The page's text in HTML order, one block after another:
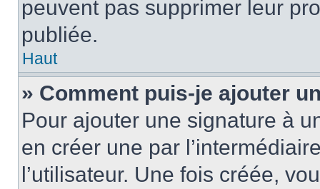
peuvent pas supprimer leur
publiée.
Haut
» Comment puis-je ajouter
Pour ajouter une signature à
en créer une par
l’utilisateur. Une fois créée,